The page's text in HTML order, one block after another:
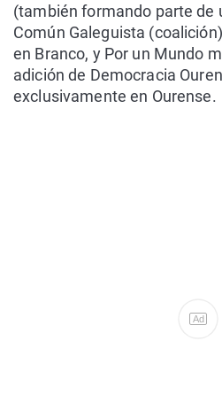
(también formando parte de
Común Galeguista
en Branco, y Por un Mundo
adición de Democracia
exclusivamente en Ourense.
Ad